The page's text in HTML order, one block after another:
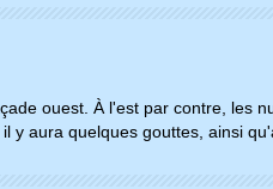
ouest. À l'est par contre, les
y aura quelques gouttes, ainsi